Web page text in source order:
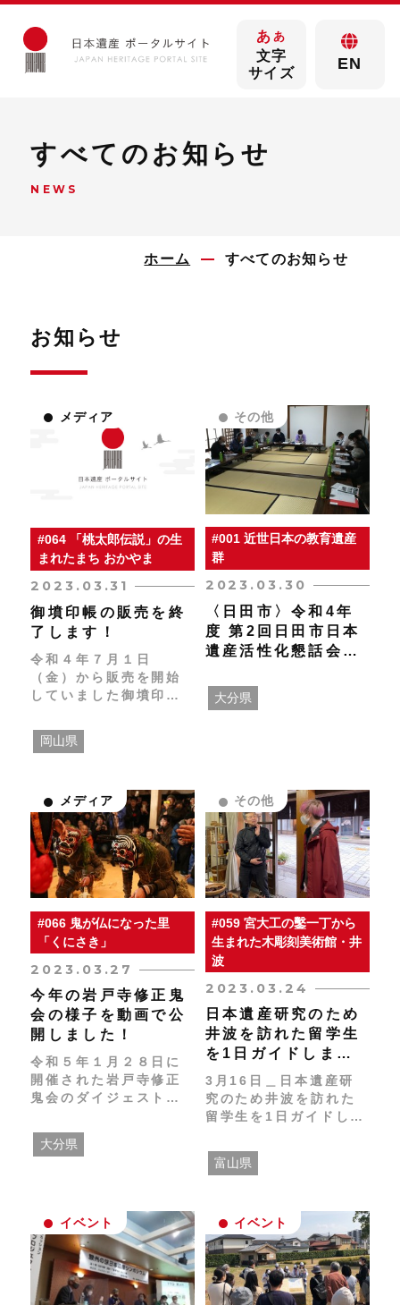
あ あ
文字
サイズ
EN
すべてのお知らせ
NEWS
ホーム すべてのお知らせ
お知らせ
メディア
#064 「桃太郎伝説」の生
まれたまち おかやま
2023.03.31
御墳印帳の販売を終
了します！
令和４年７月１日
（金）から販売を開始
していました御墳印帳
３１日（金）をもちま
して、販売を終了しま
岡山県
その他
#001 近世日本の教育遺産
群
2023.03.30
〈日田市〉令和4年
度 第2回日田市日本
遺産活性化懇話会を
大分県
メディア
#066 鬼が仏になった里
「くにさき」
2023.03.27
今年の岩戸寺修正鬼
会の様子を動画で公
開しました！
令和５年１月２８日に
開催された岩戸寺修正
鬼会のダイジェスト動
大分県
その他
#059 宮大工の鑿一丁から
生まれた木彫刻美術館・井
波
2023.03.24
日本遺産研究のため
井波を訪れた留学生
を1日ガイドしまし
た
3月16日＿日本遺産研
究のため井波を訪れた
留学生を1日ガイドしま
部市に6年間住んでいた
ことやお母様が大工を
日本遺産104件の中か
ら第一希望で井波を選
び、現住所横浜から足
を運んでくださいまし
た。 事前勉強されてお
富山県
イベント イベント